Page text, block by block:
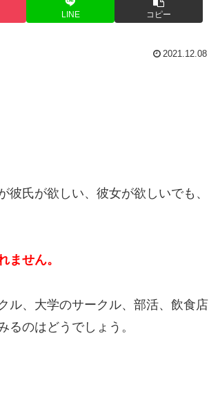
LINE コピー
2021.12.08
氏が欲しい、彼女が欲しいでも、
ません。
ル、大学のサークル、部活、飲食店
のはどうでしょう。